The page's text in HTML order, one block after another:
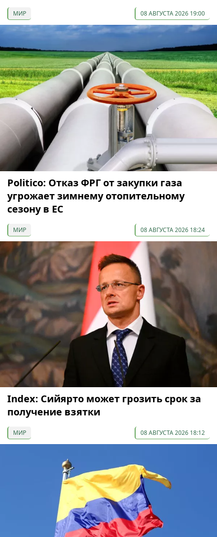
МИР 08 АВГУСТА 2026 19:00
Politico: Отказ ФРГ от закупки газа
угрожает зимнему отопительному
сезону в ЕС
МИР 08 АВГУСТА 2026 18:24
Index: Сийярто может грозить срок за
получение взятки
МИР 08 АВГУСТА 2026 18:12